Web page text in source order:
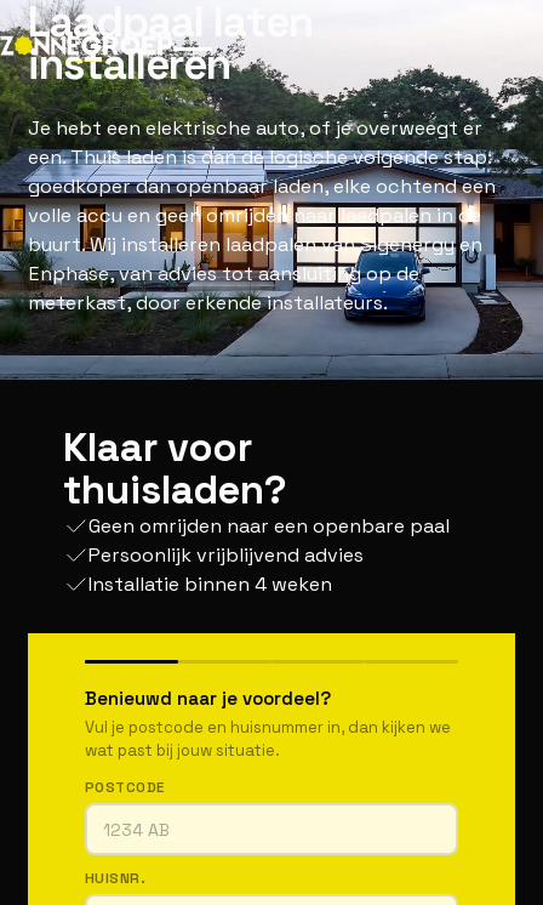
Laad a a
installeren
Je hebt een elektrische auto, of je overweegt er
een. Thuis laden is dan de logische volgende stap:
goedkoper dan openbaar laden, elke ochtend een
volle accu en geen omrijden naar laadpalen in de
buurt. Wij installeren laadpalen van Sigenergy en
Enphase, van advies tot aansluiting op de
meterkast, door erkende installateurs.
Klaar voor
thuisladen?
Geen omrijden naar een openbare paal
Persoonlijk vrijblijvend advies
Installatie binnen 4 weken
Benieuwd naar je voordeel?
Vul je postcode en huisnummer in, dan kijken we
wat past bij jouw situatie.
POSTCODE
HUISNR.